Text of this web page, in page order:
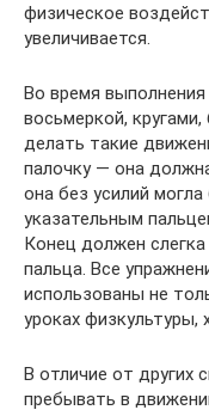
физическое
увеличивается.
Во время
восьмеркой,
делать такие
палочку — она
она без усилий
указательным
Конец должен
пальца. Все
использованы не
уроках физкультуры,
В отличие от других
пребывать в